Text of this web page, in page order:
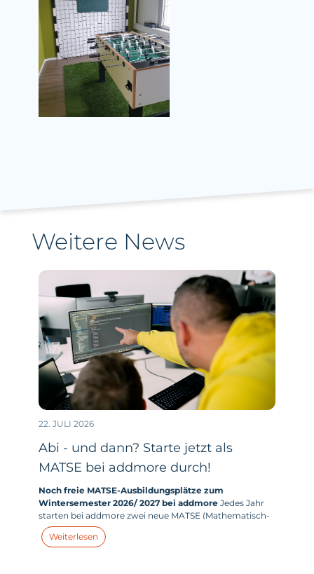
Weitere News
22. JULI 2026
Abi - und dann? Starte jetzt als
MATSE bei addmore durch!
Noch freie MATSE-Ausbildungsplätze zum
Wintersemester 2026/ 2027 bei addmoreJedes Jahr
starten bei addmore zwei neue MATSE (Mathematisch-
technischer-Softwareentwickler:in) in ihr duales
Studium. Und dieses Jahr haben wir zum
Weiterlesen